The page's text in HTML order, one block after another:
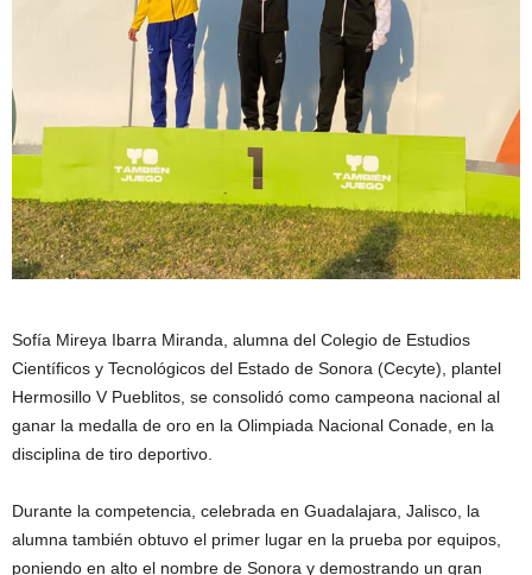
Sofía Mireya Ibarra Miranda, alumna del Colegio de Estudios
Científicos y Tecnológicos del Estado de Sonora (Cecyte), plantel
Hermosillo V Pueblitos, se consolidó como campeona nacional al
ganar la medalla de oro en la Olimpiada Nacional Conade, en la
disciplina de tiro deportivo.
Durante la competencia, celebrada en Guadalajara, Jalisco, la
alumna también obtuvo el primer lugar en la prueba por equipos,
poniendo en alto el nombre de Sonora y demostrando un gran